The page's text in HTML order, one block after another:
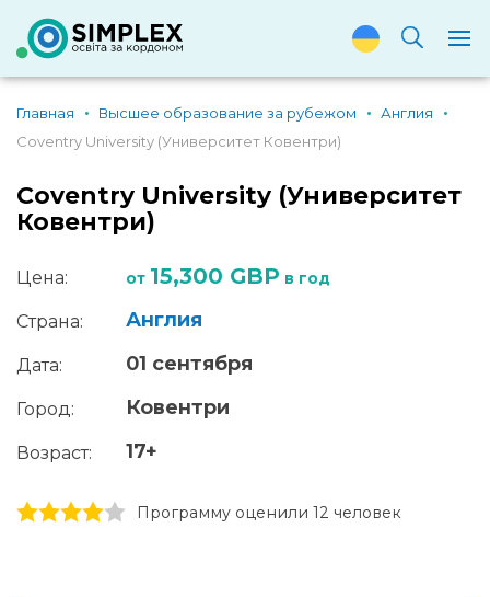
Главная Высшее образование за рубежом
Англия
Coventry University (Университет Ковентри)
Coventry University (Университет
Ковентри)
Цена: от 15,300 GBP в год
Страна: Англия
Дата: 01 сентября
Город: Ковентри
Возраст: 17+
5 stars
4 stars
3 stars
2 stars
1 stars Программу оценили 12 человек